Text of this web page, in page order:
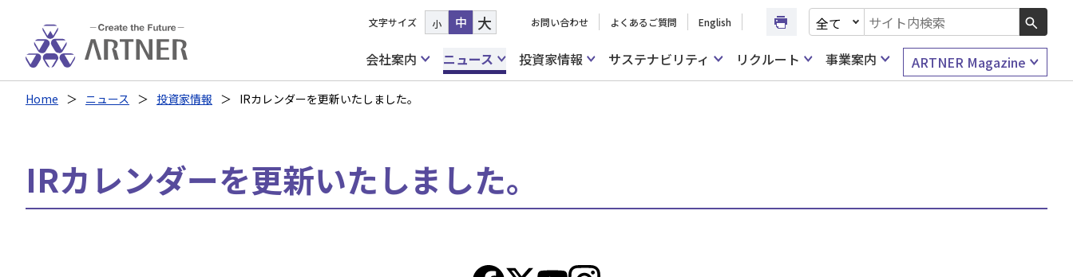
文字サイズ 小 中 大 お問い合わせ よくあるご質問 English
文書種別を選択
検索キーワード入力
会社案内
ニュース 投資家情報 サステナビリティ リクルート 事業案内 ARTNER Magazine
Home ニュース 投資家情報 IRカレンダーを更新いたしました。
IRカレンダーを更新いたしました。